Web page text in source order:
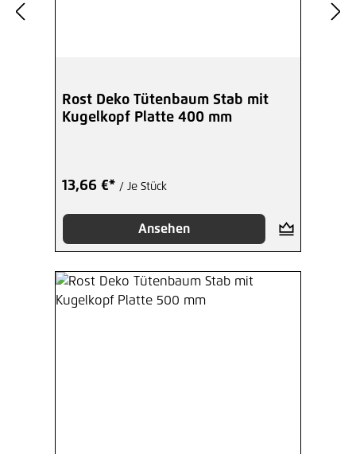
Rost Deko Tütenbaum Stab mit
Kugelkopf Platte 400 mm
13,66 €* / Je Stück
Ansehen